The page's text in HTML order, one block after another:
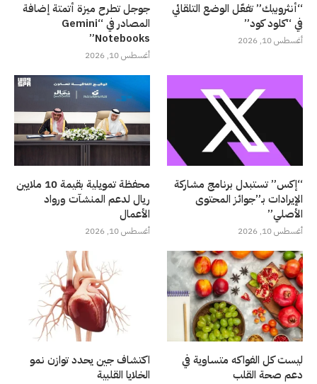
“أنثروبيك” تفعّل الوضع التلقائي
في “كلود كود”
أغسطس 10, 2026
جوجل تطرح ميزة أتمتة إضافة
المصادر في “Gemini
Notebooks”
أغسطس 10, 2026
“إكس” تستبدل برنامج مشاركة
الإيرادات بـ”جوائز المحتوى
الأصلي”
أغسطس 10, 2026
محفظة تمويلية بقيمة 10 ملايين
ريال لدعم المنشآت ورواد
الأعمال
أغسطس 10, 2026
ليست كل الفواكه متساوية في
دعم صحة القلب
اكتشاف جين يحدد توازن نمو
الخلايا القلبية